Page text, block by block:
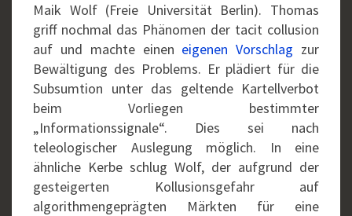
Maik Wolf (Freie Universität Berlin). Thomas
griff nochmal das Phänomen der tacit collusion
auf und machte einen eigenen Vorschlag zur
Bewältigung des Problems. Er plädiert für die
Subsumtion unter das geltende Kartellverbot
beim Vorliegen bestimmter
„Informationssignale“. Dies sei nach
teleologischer Auslegung möglich. In eine
ähnliche Kerbe schlug Wolf, der aufgrund der
gesteigerten Kollusionsgefahr auf
algorithmengeprägten Märkten für eine